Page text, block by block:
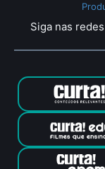
Siga nas